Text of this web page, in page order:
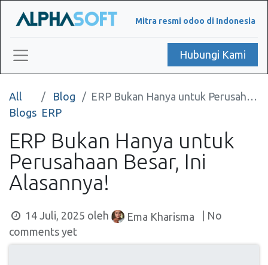
Mitra resmi odoo di Indonesia
Hubungi Kami
All
Blogs
Blog
ERP
ERP Bukan Hanya untuk Perusahaan Besar, Ini Alasannya!
ERP Bukan Hanya untuk
Perusahaan Besar, Ini
Alasannya!
14 Juli, 2025 oleh Ema Kharisma
| No
comments yet